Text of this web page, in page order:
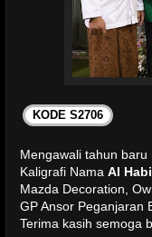
KODE S2706
Mengawali tahun
Kaligrafi Nama Al
Mazda Decoration,
GP Ansor Peganjaran
Terima kasih semoga